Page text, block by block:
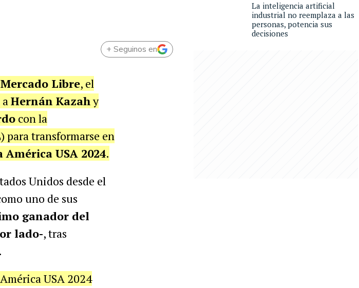
+ Seguinos en
Mercado Libre, el
Hernán Kazahy
con la
) para transformarse en
América USA 2024.
Unidos desde el
uno de sus
ganador del
lado-, tras
.
USA 2024
La inteligencia artificial
industrial no reemplaza a las
personas, potencia sus
decisiones